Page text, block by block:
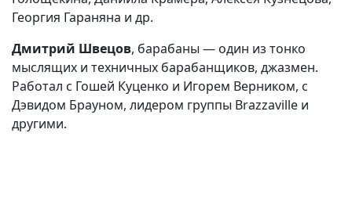
Георгия Гараняна и др.
Дмитрий Швецов, барабаны — один из тонко
мыслящих и техничных барабанщиков, джазмен.
Работал с Гошей Куценко и Игорем Верником, с
Дэвидом Брауном, лидером группы Brazzaville и
другими.